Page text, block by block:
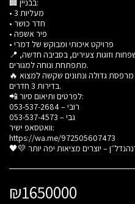
🏢 בבניין:
• 3 מעליות
• חדר כושר
• פיר אשפה
• פרויקט איכותי ומבוקש של דמרי
📍 עיר היין, אשקלון — מיקום מצוין למשפחות וזוגות צעירים, בסביבה חדשה,
מתפתחת ונוחה למגורים.
🔥 דירה מושקעת ומוכנה לכניסה, עם מרפסת גדולה ונתונים שקשה למצוא
בדירות 3 חדרים.
📲 לפרטים ותיאום סיור:
רובי – 053-537-2684
גבי – 053-537-4573
וואטסאפ ישיר:
https://wa.me/972505607473
₪1650000